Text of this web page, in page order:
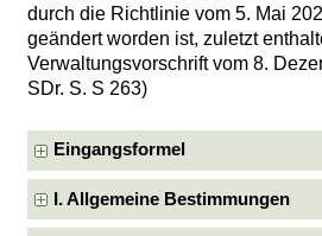
durch die Richtlinie vom 5. Mai
geändert worden ist, zuletzt
Verwaltungsvorschrift vom 8.
SDr. S. S 263)
Eingangsformel
I. Allgemeine Bestimmungen